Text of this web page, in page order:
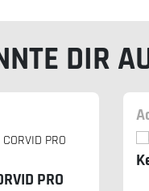
DIR
PRO